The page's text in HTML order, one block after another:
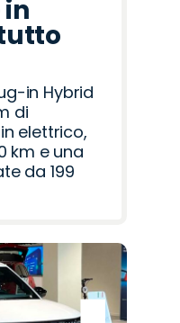
in Hybrid
di
elettrico,
km e una
da 199